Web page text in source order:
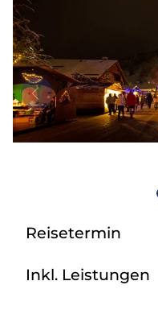
Start
Busreisen
Bus mieten
Gutscheine
Kontakt
Reisetermin
Inkl. Leistungen